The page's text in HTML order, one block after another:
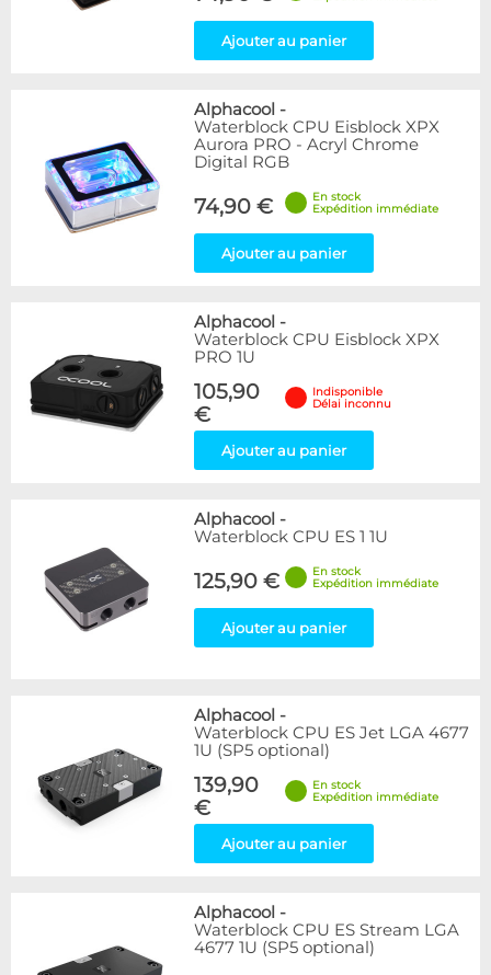
Ajouter au panier
Alphacool -
Waterblock CPU Eisblock XPX
Aurora PRO - Acryl Chrome
Digital RGB
74,90 €
En stock
Expédition immédiate
Ajouter au panier
Alphacool -
Waterblock CPU Eisblock XPX
PRO 1U
105,90
€
Indisponible
Délai inconnu
Ajouter au panier
Alphacool -
Waterblock CPU ES 1 1U
125,90 €
En stock
Expédition immédiate
Ajouter au panier
Alphacool -
Waterblock CPU ES Jet LGA 4677
1U (SP5 optional)
139,90
€
En stock
Expédition immédiate
Ajouter au panier
Alphacool -
Waterblock CPU ES Stream LGA
4677 1U (SP5 optional)